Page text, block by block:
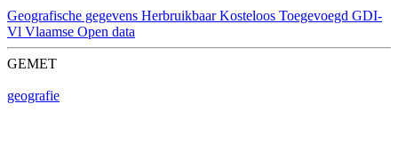
Geografische gegevens Herbruikbaar Kosteloos Toegevoegd GDI-
Vl Vlaamse Open data
GEMET
geografie